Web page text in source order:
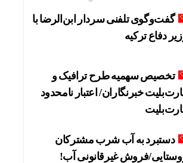
گفت‌وگوی تلفنی سردار ابن‌الرضا با
دفاع ترکیه
تخصیص سهمیه طرح ترافیک و
خبرنگاران/ اعتبار نامحدود
دستبرد به آب شرب مشترکان
فروش غیرقانونی آب!